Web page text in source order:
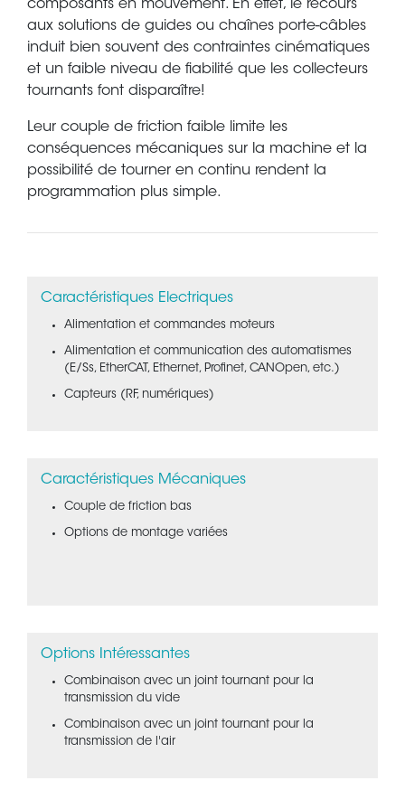
composants en mouvement. En effet, le recours
aux solutions de guides ou chaînes porte-câbles
induit bien souvent des contraintes cinématiques
et un faible niveau de fiabilité que les collecteurs
tournants font disparaître!
Leur couple de friction faible limite les
conséquences mécaniques sur la machine et la
possibilité de tourner en continu rendent la
programmation plus simple.
Caractéristiques Electriques
Alimentation et commandes moteurs
Alimentation et communication des automatismes
(E/Ss, EtherCAT, Ethernet, Profinet, CANOpen, etc.)
Capteurs (RF, numériques)
Caractéristiques Mécaniques
Couple de friction bas
Options de montage variées
Options Intéressantes
Combinaison avec un joint tournant pour la
transmission du vide
Combinaison avec un joint tournant pour la
transmission de l'air